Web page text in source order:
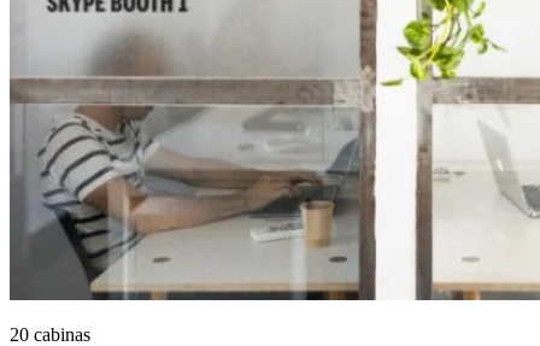
20 cabinas